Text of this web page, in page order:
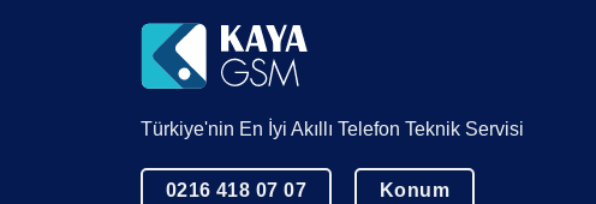
Türkiye'nin En İyi Akıllı Telefon Teknik Servisi
0216 418 07 07 Konum